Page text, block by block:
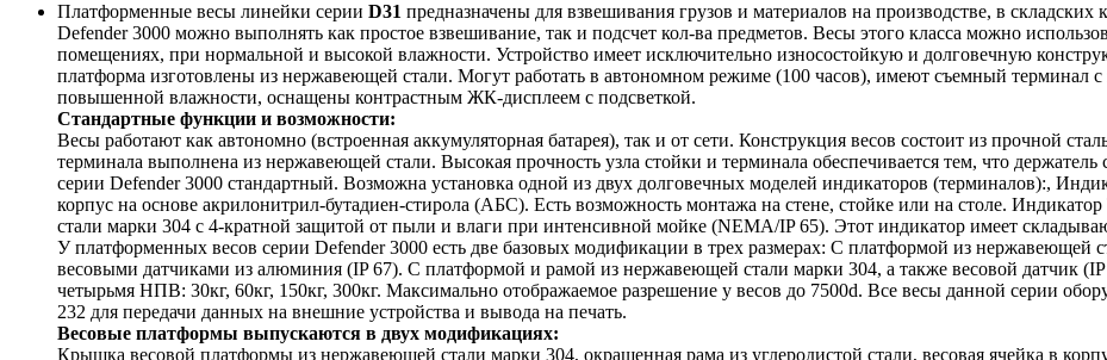
Платформенные весы линейки серии D31 предназначены для взвешивания грузов и материалов на производстве, в
Defender 3000 можно выполнять как простое взвешивание, так и подсчет кол-ва предметов. Весы этого класса можно
помещениях, при нормальной и высокой влажности. Устройство имеет исключительно износостойкую и долговечную
платформа изготовлены из нержавеющей стали. Могут работать в автономном режиме (100 часов), имеют съемный терминал
повышенной влажности, оснащены контрастным ЖК-дисплеем с подсветкой.
Стандартные функции и возможности:
Весы работают как автономно (встроенная аккумуляторная батарея), так и от сети. Конструкция весов состоит из прочной
терминала выполнена из нержавеющей стали. Высокая прочность узла стойки и терминала обеспечивается тем, что
серии Defender 3000 стандартный. Возможна установка одной из двух долговечных моделей индикаторов (терминалов):,
корпус на основе акрилонитрил-бутадиен-стирола (АБС). Есть возможность монтажа на стене, стойке или на столе.
стали марки 304 с 4-кратной защитой от пыли и влаги при интенсивной мойке (NEMA/IP 65). Этот индикатор имеет
У платформенных весов серии Defender 3000 есть две базовых модификации в трех размерах: С платформой из нержавеющей
весовыми датчиками из алюминия (IP 67). С платформой и рамой из нержавеющей стали марки 304, а также весовой датчик
четырьмя НПВ: 30кг, 60кг, 150кг, 300кг. Максимально отображаемое разрешение у весов до 7500d. Все весы данной серии
232 для передачи данных на внешние устройства и вывода на печать.
Весовые платформы выпускаются в двух модификациях:
Крышка весовой платформы из нержавеющей стали марки 304, окрашенная рама из углеродистой стали, весовая ячейка в